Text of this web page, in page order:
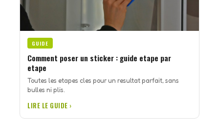
GUIDE
Comment poser un sticker : guide etape par
etape
Toutes les etapes cles pour un resultat parfait, sans
bulles ni plis.
LIRE LE GUIDE ›